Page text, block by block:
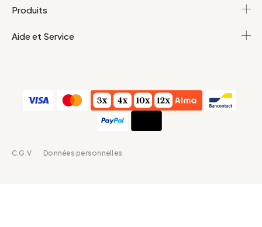
Produits
Aide et Service
C.G.V Données personnelles